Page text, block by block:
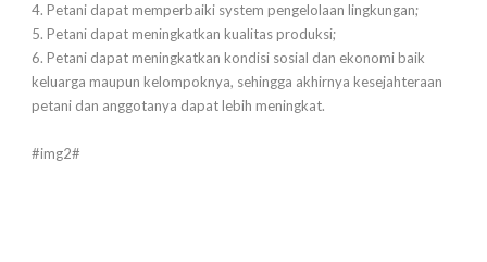
4. Petani dapat memperbaiki system pengelolaan lingkungan;
5. Petani dapat meningkatkan kualitas produksi;
6. Petani dapat meningkatkan kondisi sosial dan ekonomi baik
keluarga maupun kelompoknya, sehingga akhirnya kesejahteraan
petani dan anggotanya dapat lebih meningkat.
#img2#